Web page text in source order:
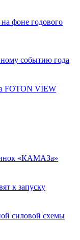
фоне годового
событию года
FOTON VIEW
«КАМАЗа»
к запуску
силовой схемы